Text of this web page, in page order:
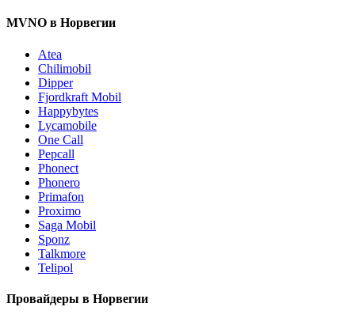
MVNO в Норвегии
Atea
Chilimobil
Dipper
Fjordkraft Mobil
Happybytes
Lycamobile
One Call
Pepcall
Phonect
Phonero
Primafon
Proximo
Saga Mobil
Sponz
Talkmore
Telipol
Провайдеры в Норвегии